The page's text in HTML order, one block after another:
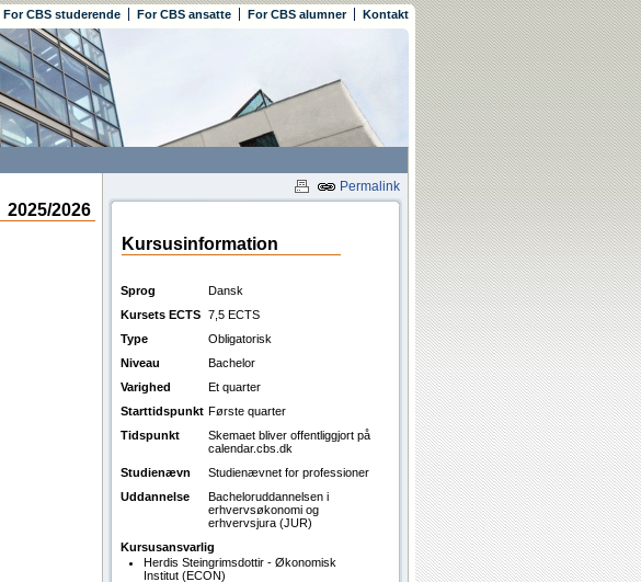
For CBS studerende For CBS ansatte For CBS alumner Kontakt
Permalink
2025/2026
Kursusinformation
Sprog
Dansk
Kursets ECTS 7,5 ECTS
Type
Obligatorisk
Niveau
Bachelor
Varighed
Et quarter
Starttidspunkt Første quarter
Tidspunkt
Skemaet bliver offentliggjort på
calendar.cbs.dk
Studienævn
Studienævnet for professioner
Uddannelse
Bacheloruddannelsen i
erhvervsøkonomi og
erhvervsjura (JUR)
Kursusansvarlig
Herdis Steingrimsdottir - Økonomisk
Institut (ECON)